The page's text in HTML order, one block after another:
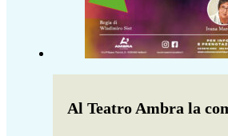
Al Teatro Ambra la